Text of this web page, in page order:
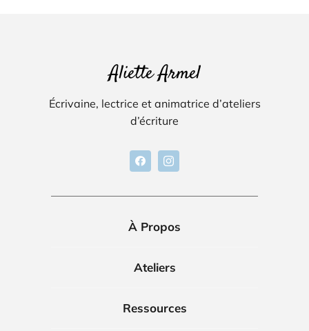
Aliette Armel
Écrivaine, lectrice et animatrice d’ateliers
d’écriture
À Propos
Ateliers
Ressources